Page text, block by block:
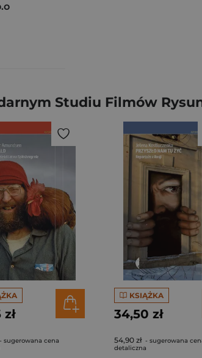
Studiu Filmów
- sugerowana cena
KSIĄŻKA
34,50 zł
54,90 zł - sugerowana
detaliczna